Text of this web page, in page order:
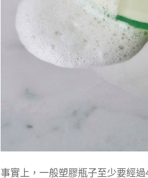
事實上，一般塑膠瓶子至少要經